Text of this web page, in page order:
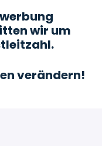
wir um
verändern!